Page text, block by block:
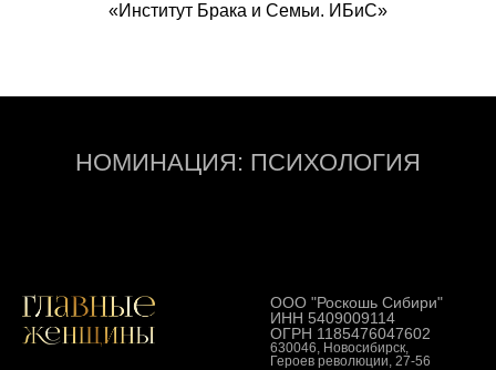
«Институт Брака и Семьи. ИБиС»
НОМИНАЦИЯ: ПСИХОЛОГИЯ
ООО "Роскошь Сибири"
ИНН 5409009114
ОГРН 1185476047602
630046, Новосибирск,
Героев революции, 27-56